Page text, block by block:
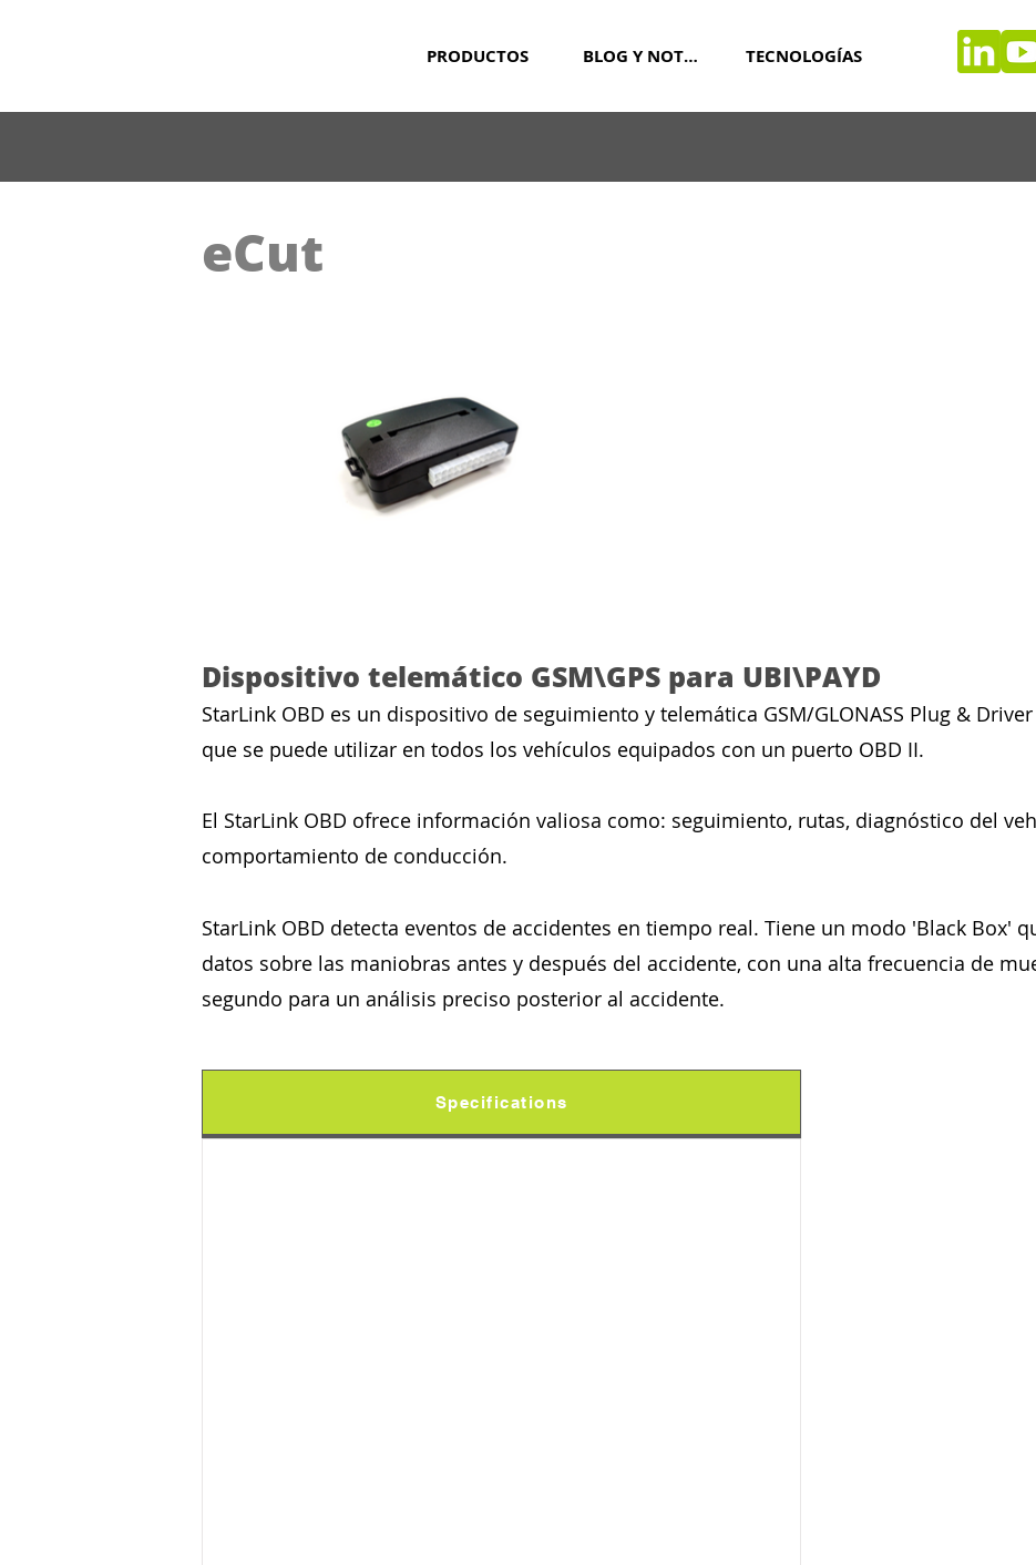
PRODUCTOS BLOG Y NOTICIAS TECNOLOGÍAS
eCut
Dispositivo telemático GSM\GPS para UBI\PAYD
StarLink OBD es un dispositivo de seguimiento y telemática GSM/GLONASS Plug &
que se puede utilizar en todos los vehículos equipados con un puerto OBD II.
El StarLink OBD ofrece información valiosa como: seguimiento, rutas, diagnóstico del
comportamiento de conducción.
StarLink OBD detecta eventos de accidentes en tiempo real. Tiene un modo 'Black Box'
datos sobre las maniobras antes y después del accidente, con una alta frecuencia de
segundo para un análisis preciso posterior al accidente.
Specifications